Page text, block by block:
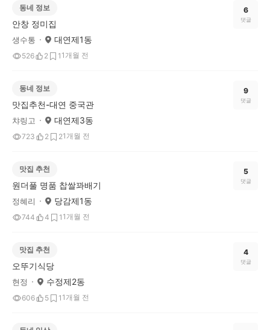
동네 정보
안창 정미집
생수통 대연제1동
526 2 1 1개월 전
6
댓글
동네 정보
맛집추천-대연 중국관
챠링고 대연제3동
723 2 21개월 전
9
댓글
맛집 추천
원더풀 명품 찹쌀꽈배기
정혜리 당감제1동
744 4 1 1개월 전
5
댓글
맛집 추천
오뚜기식당
현정 수정제2동
606 5 1 1개월 전
4
댓글